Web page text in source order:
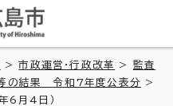
>市政運営・行政改革 > 監査
の結果 令和7年度公表分 >
6月4日）